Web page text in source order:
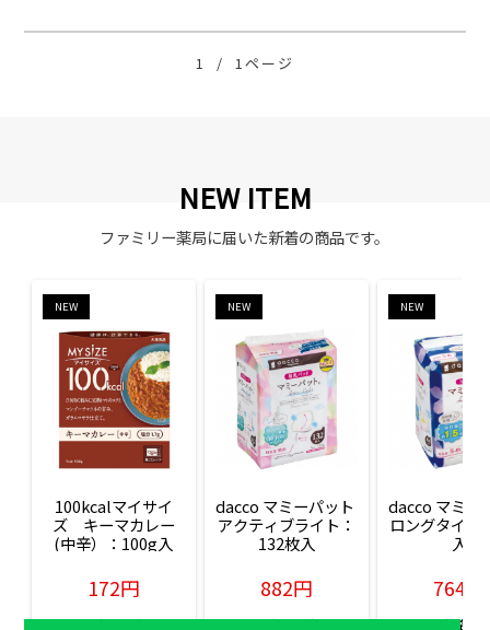
1 / 1ページ
NEW ITEM
ファミリー薬局に届いた新着の商品です。
NEW
100kcalマイサイ
ズ　キーマカレー
(中辛）：100g入
172円
販売価格(税込)
NEW
dacco マミーパット
アクティブライト：
132枚入
882円
販売価格(税込)
NEW
dacco マミー
ロングタイム
入
764円
販売価格(税